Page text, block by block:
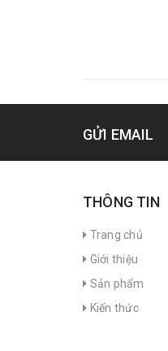
GỬI EMAIL
THÔNG TIN
Trang chủ
Giới thiệu
Sản phẩm
Kiến thức